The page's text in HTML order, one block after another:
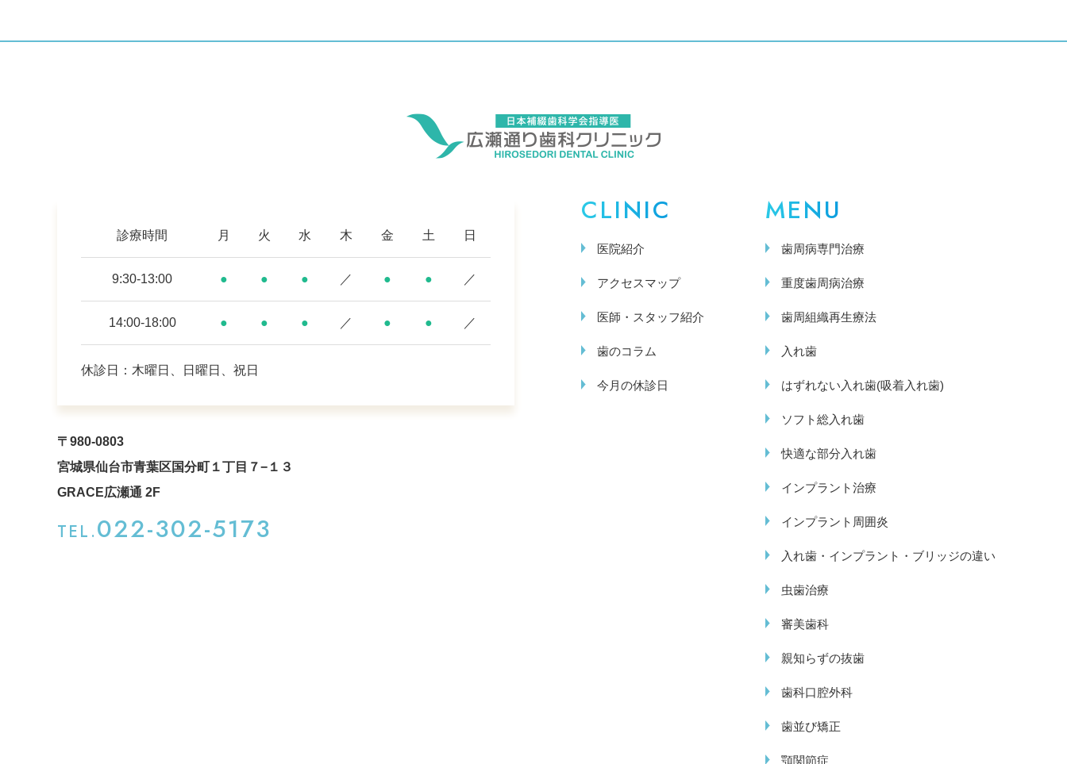
診療時間 月 火 水 木 金 土 日
9:30-13:00 ● ● ● ／ ● ● ／
14:00-18:00 ● ● ● ／ ● ● ／
休診日：木曜日、日曜日、祝日
〒980-0803
宮城県仙台市青葉区国分町１丁目７−１３
GRACE広瀬通 2F
TEL.022-302-5173
CLINIC
医院紹介
アクセスマップ
医師・スタッフ紹介
歯のコラム
今月の休診日
MENU
歯周病専門治療
重度歯周病治療
歯周組織再生療法
入れ歯
はずれない入れ歯(吸着入れ歯)
ソフト総入れ歯
快適な部分入れ歯
インプラント治療
インプラント周囲炎
入れ歯・インプラント・ブリッジの違い
虫歯治療
審美歯科
親知らずの抜歯
歯科口腔外科
歯並び矯正
顎関節症